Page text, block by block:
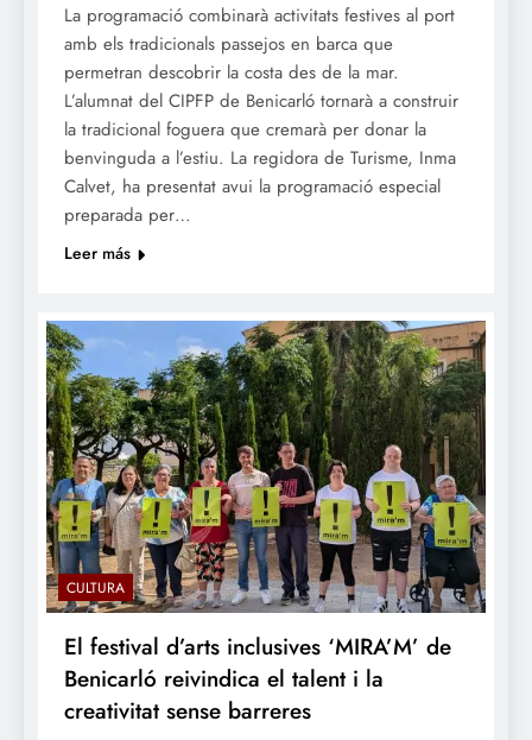
La programació combinarà activitats festives al port
amb els tradicionals passejos en barca que
permetran descobrir la costa des de la mar.
L’alumnat del CIPFP de Benicarló tornarà a construir
la tradicional foguera que cremarà per donar la
benvinguda a l’estiu. La regidora de Turisme, Inma
Calvet, ha presentat avui la programació especial
preparada per…
Leer más
CULTURA
El festival d’arts inclusives ‘MIRA’M’ de
Benicarló reivindica el talent i la
creativitat sense barreres